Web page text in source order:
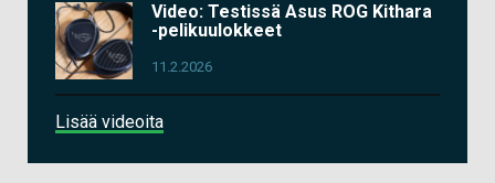
Video: Testissä Asus ROG Kithara
-pelikuulokkeet
11.2.2026
Lisää videoita